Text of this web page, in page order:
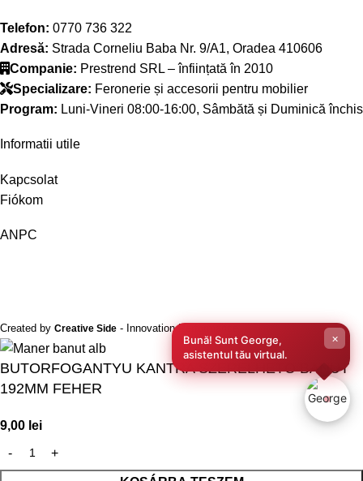
Telefon: 0770 736 322
Adresă: Strada Corneliu Baba Nr. 9/A1, Oradea 410606
Companie: Prestrend SRL – înființată în 2010
Specializare: Feronerie și accesorii pentru mobilier
Program: Luni-Vineri 08:00-16:00, Sâmbătă și Duminică închis
Informatii utile
Kapcsolat
Fiókom
ANPC
Created by Creative Side - Innovation Performance
BUTORFOGANTYU KANTRA SZERELHETO BANUT
192MM FEHER
9,00 lei
Bună! Sunt George,
asistentul tău virtual.
×